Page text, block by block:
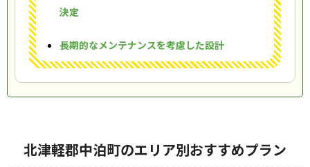
決定
長期的なメンテナンスを考慮した設計
北津軽郡中泊町のエリア別おすすめプラン